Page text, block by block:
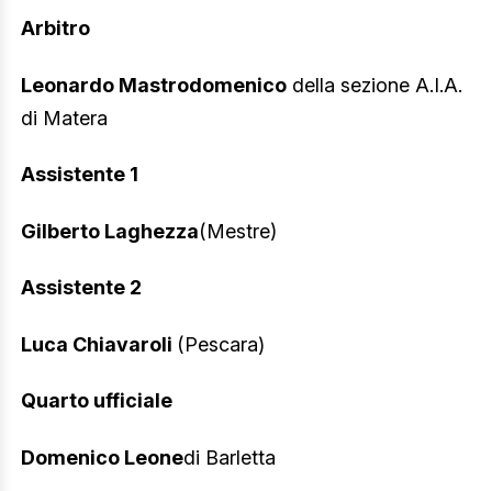
Arbitro
Leonardo Mastrodomenico della sezione A.I.A.
di Matera
Assistente 1
Gilberto Laghezza(Mestre)
Assistente 2
Luca Chiavaroli (Pescara)
Quarto ufficiale
Domenico Leonedi Barletta